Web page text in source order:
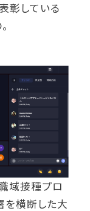
彰している
域接種プロ
を横断した大